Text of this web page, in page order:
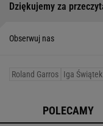
Dziękujemy za
Obserwuj nas
Roland Garros Iga Świątek
POLECAMY